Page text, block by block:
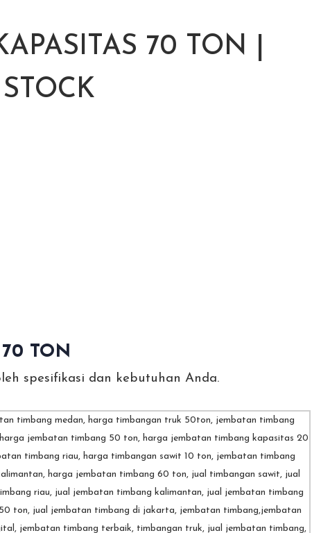
70 TON |
TON
spesifikasi dan kebutuhan Anda.